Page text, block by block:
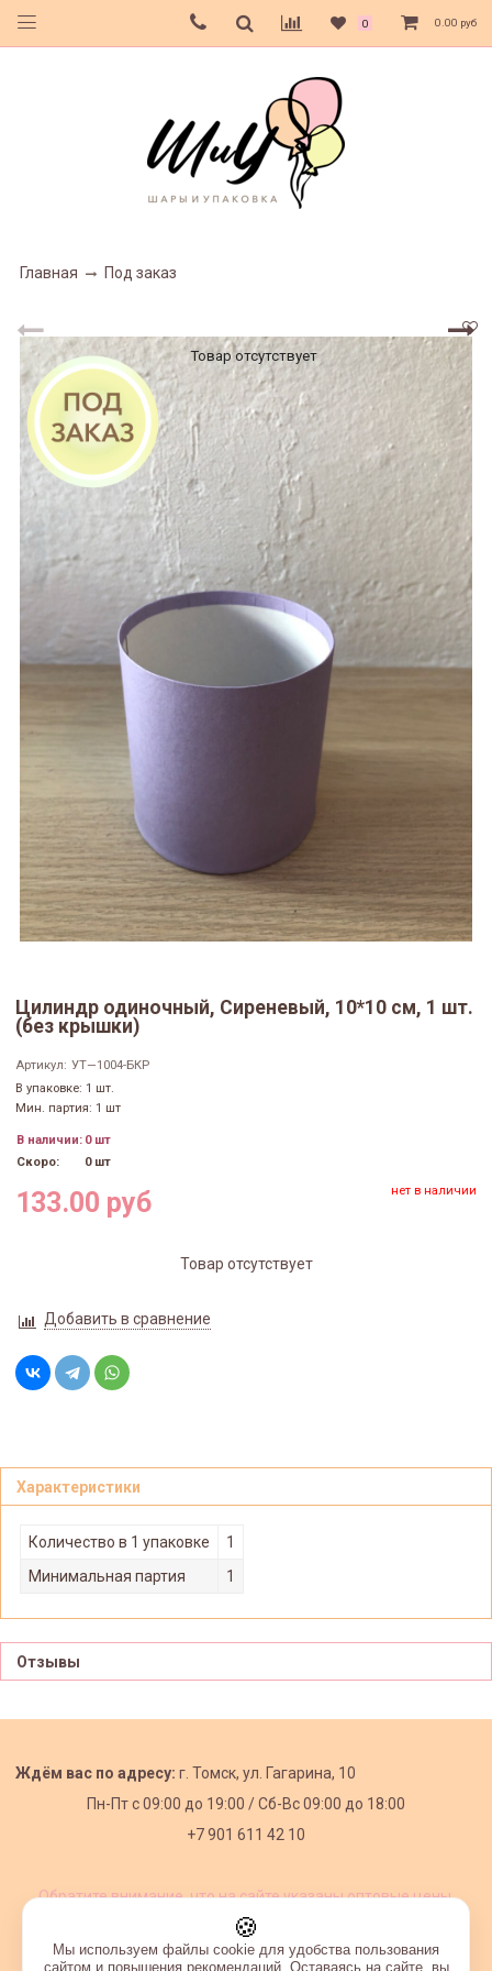
0 0.00 руб
Главная Под заказ
Товар отсутствует
Цилиндр одиночный, Сиреневый, 10*10 см, 1 шт.
(без крышки)
Артикул: УТ—1004-БКР
В упаковке: 1 шт.
Мин. партия: 1 шт
В наличии: 0 шт
Скоро:
0 шт
133.00 руб нет в наличии
Товар отсутствует
Добавить в сравнение
Характеристики
Количество в 1 упаковке
1
Минимальная партия
1
Отзывы
Ждём вас по адресу: г. Томск, ул. Гагарина, 10
Пн-Пт с09:00 до 19:00 /Сб-Вс 09:00 до 18:00
+7 901 611 42 10
Обратите внимание, что на сайте указаны оптовые цены,
🍪
Мы используем файлы cookie для удобства пользования
сайтом и повышения рекомендаций. Оставаясь на сайте, вы